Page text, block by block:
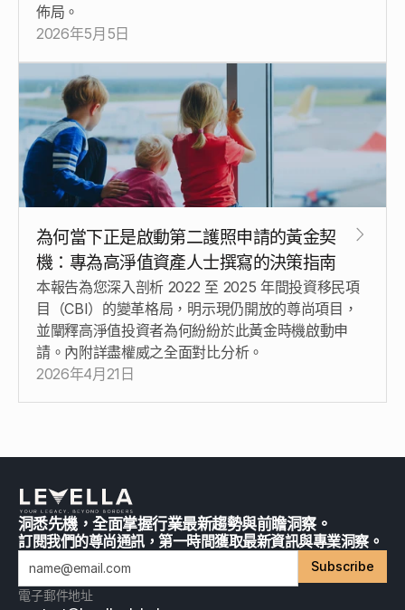
佈局。
2026年5月5日
為何當下正是啟動第二護照申請的黃金契
機：專為高淨值資產人士撰寫的決策指南
本報告為您深入剖析 2022 至 2025 年間投資移民項
目（CBI）的變革格局，明示現仍開放的尊尚項目，
並闡釋高淨值投資者為何紛紛於此黃金時機啟動申
請。內附詳盡權威之全面對比分析。
2026年4月21日
訂閱我們的尊尚通訊，第一時間獲取最新資訊與專業洞察。
洞悉先機，全面掌握行業最新趨勢與前瞻洞察。
Subscribe
電子郵件地址